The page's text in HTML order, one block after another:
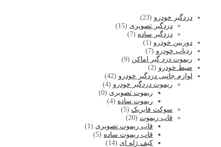
دزدگیر خودرو (23)
دزدگیر تصویری (15)
دزدگیر ساده (7)
دوربین خودرو (1)
ردیاب خودرو (7)
ریموت دزد گیر اماکن (9)
ضبط خودرو (2)
لوازم جانبی دزدگیر خودرو (42)
ریموت دزدگیر خودرو (4)
ریموت تصویری (0)
ریموت ساده (4)
سوکت فابریک (5)
قاب ریموت (20)
قاب ریموت تصویری (1)
قاب ریموت ساده (5)
کیف ژله ای (14)